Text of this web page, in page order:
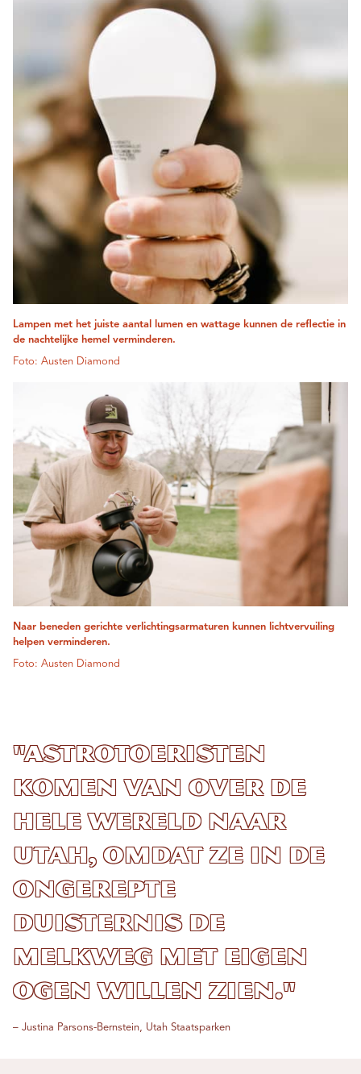
Lampen met het juiste aantal lumen en wattage kunnen de reflectie in
de nachtelijke hemel verminderen.
Foto: Austen Diamond
Naar beneden gerichte verlichtingsarmaturen kunnen lichtvervuiling
helpen verminderen.
Foto: Austen Diamond
"Astrotoeristen
komen van over de
hele wereld naar
Utah, omdat ze in de
ongerepte
duisternis de
Melkweg met eigen
ogen willen zien."
– Justina Parsons-Bernstein, Utah Staatsparken